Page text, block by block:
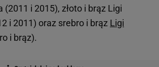
(2011 i 2015), złoto i brąz Ligi
i 2011) oraz srebro i brąz Ligi
i brąz).